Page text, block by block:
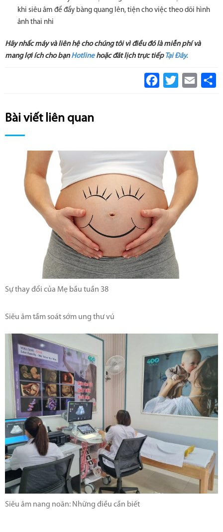
khi siêu âm để đẩy bàng quang lên, tiện cho việc theo dõi hình
ảnh thai nhi
Hãy nhấc máy và liên hệ cho chúng tôi vì điều đó là miễn phí và
mang lợi ích cho bạn Hotline hoặc đăt lịch trực tiếp Tại Đây.
Facebook
Twitter Email
Bài viết liên quan
Sự thay đổi của Mẹ bầu tuần 38
Siêu âm tầm soát sớm ung thư vú
Siêu âm nang noãn: Những điều cần biết